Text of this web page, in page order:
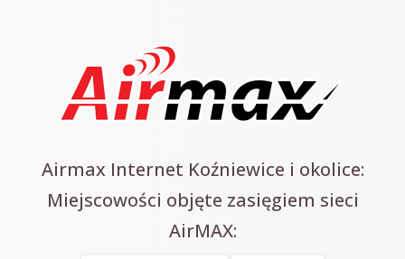
Airmax Internet Koźniewice i okolice:
Miejscowości objęte zasięgiem sieci
AirMAX: